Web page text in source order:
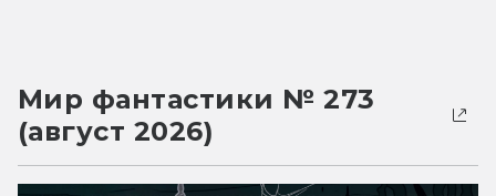
Мир фантастики № 273
(август 2026)